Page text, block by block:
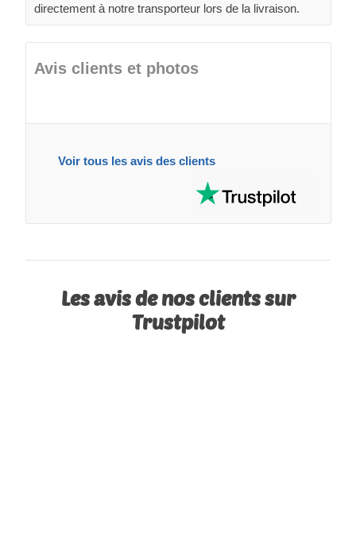
directement à notre transporteur lors de la livraison.
Avis clients et photos
Voir tous les avis des clients
Les avis de nos clients sur
Trustpilot